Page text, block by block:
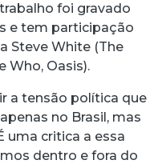
foi gravado
e tem participação
Steve White (The
Who, Oasis).
a tensão política que
no Brasil, mas
uma critica a essa
dentro e fora do